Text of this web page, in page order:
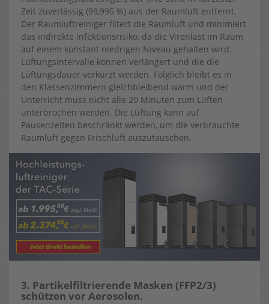
Zeit zuverlässig (99,995 %) aus der Raumluft entfernt.
Der Raumluftreiniger filtert die Raumluft und minimiert
das indirekte Infektionsrisiko, da die Virenlast im Raum
auf einem konstant niedrigen Niveau gehalten wird.
Lüftungsintervalle können verlängert und die die
Lüftungsdauer verkürzt werden. Folglich bleibt es in
den Klassenzimmern gleichbleibend warm und der
Unterricht muss nicht alle 20 Minuten zum Lüften
unterbrochen werden. Die Lüftung kann auf
Pausenzeiten beschränkt werden, um die verbrauchte
Raumluft gegen Frischluft auszutauschen.
3. Partikelfiltrierende Masken (FFP2/3)
schützen vor Aerosolen.